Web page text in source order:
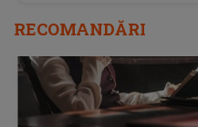
RECOMANDĂRI